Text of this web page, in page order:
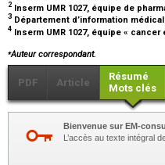
2 Inserm UMR 1027, équipe de
3 Département d’information
4 Inserm UMR 1027, équipe «
⁎Auteur correspondant.
PDF Article
Résumé
Mots clés
Bienvenue sur EM-
L’accès au texte intégral